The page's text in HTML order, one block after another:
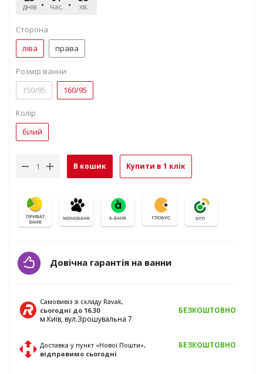
днів час. хв.
Сторона
ліва
права
Розмір ванни
150/95
160/95
Колір
білий
В кошик Купити в 1 клік
Довічна гарантія на ванни
Самовивіз зі складу Ravak,
сьогодні до 16.30
м.Київ, вул.Зрошувальна 7
БЕЗКОШТОВНО
Доставка у пункт «Нової Пошти»,
відправимо сьогодні
БЕЗКОШТОВНО